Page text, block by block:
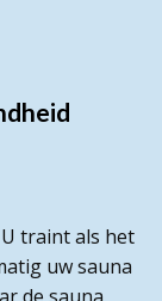
traint als het
uw sauna